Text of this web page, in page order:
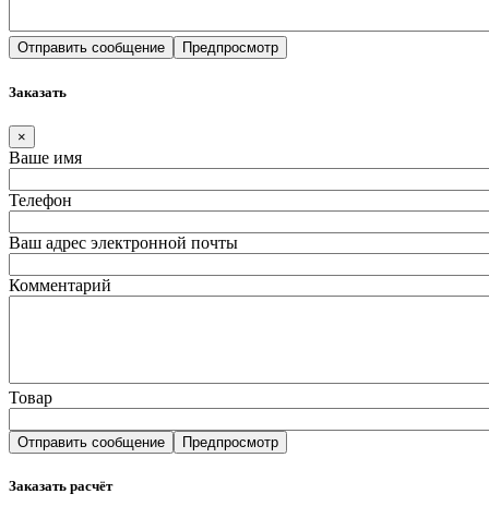
Заказать
×
Ваше имя
Телефон
Ваш адрес электронной почты
Комментарий
Товар
Заказать расчёт